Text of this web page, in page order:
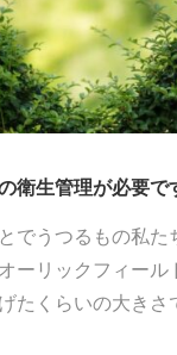
衛生管理が必要で
でうつるもの私た
ーリックフィール
たくらいの大き